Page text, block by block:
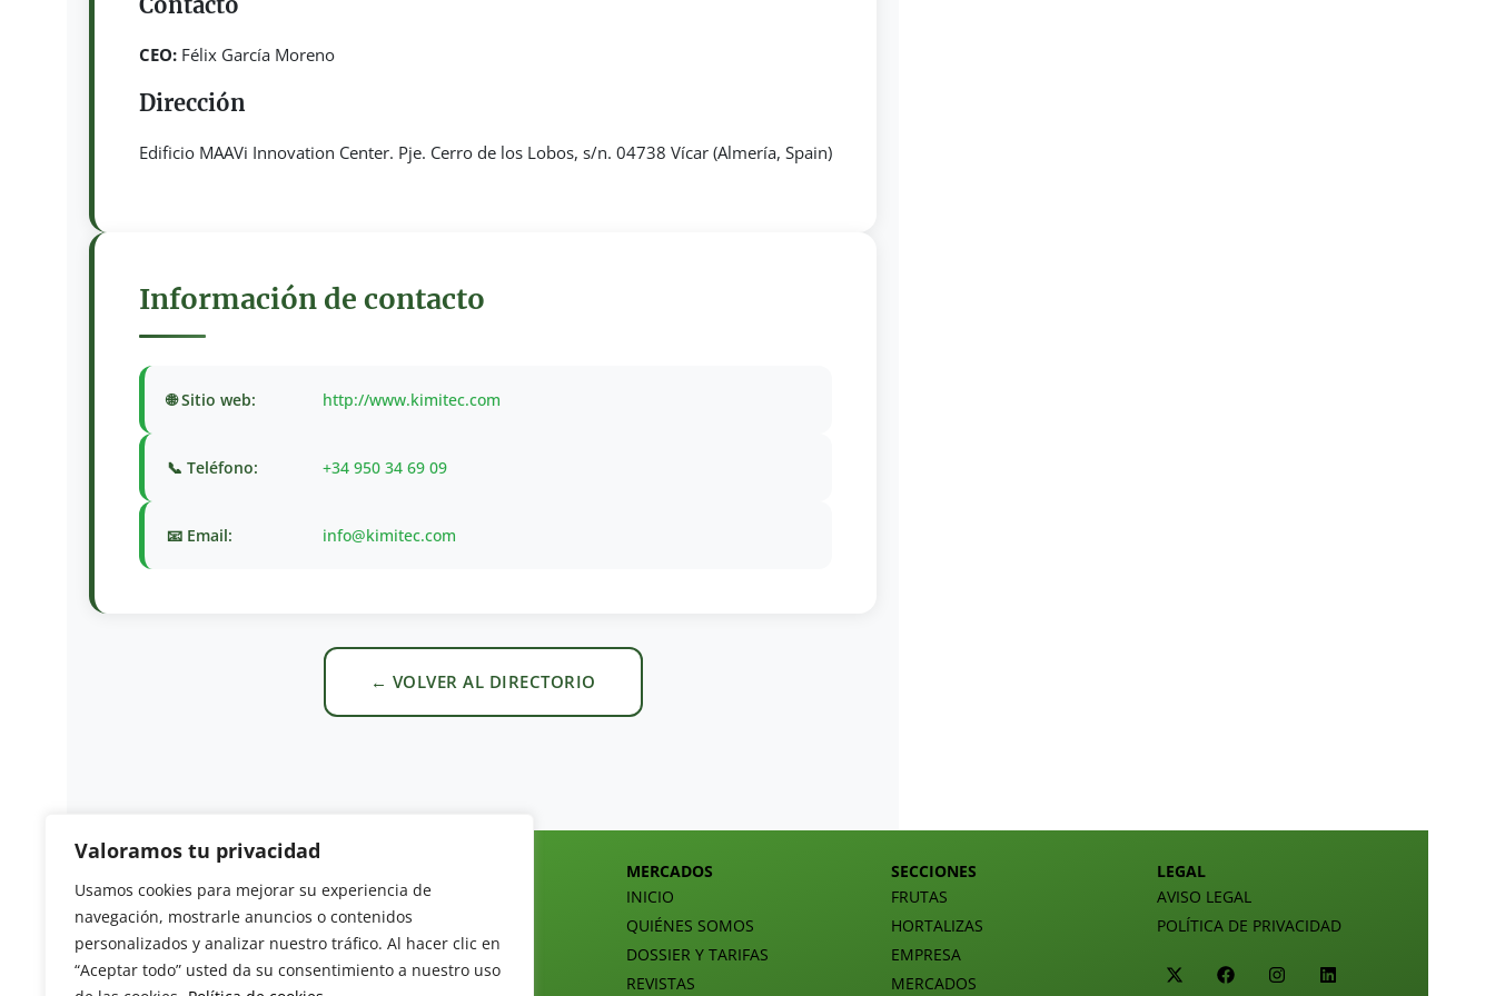
Valoramos tu privacidad
Usamos cookies para mejorar su experiencia de
navegación, mostrarle anuncios o contenidos
personalizados y analizar nuestro tráfico. Al hacer clic en
“Aceptar todo” usted da su consentimiento a nuestro uso
CEO: Félix García Moreno
Dirección
Edificio MAAVi Innovation Center. Pje. Cerro de los Lobos, s/n. 04738 Vícar (Almería, Spain)
Información de contacto
🌐 Sitio web: http://www.kimitec.com
📞 Teléfono: +34 950 34 69 09
📧 Email: info@kimitec.com
← VOLVER AL DIRECTORIO
Revista del Sector Hortofrutícola
C/ Presidente Cárdenas nº 10.
41013 Sevilla. ESPAÑA
MERCADOS
INICIO
QUIÉNES SOMOS
DOSSIER Y TARIFAS
REVISTAS
SECCIONES
FRUTAS
HORTALIZAS
EMPRESA
MERCADOS
LEGAL
AVISO LEGAL
POLÍTICA DE PRIVACIDAD